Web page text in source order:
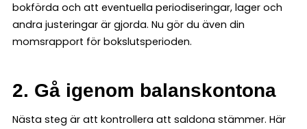
bokförda och att eventuella periodiseringar, lager och
andra justeringar är gjorda. Nu gör du även din
momsrapport för bokslutsperioden.
2. Gå igenom balanskontona
Nästa steg är att kontrollera att saldona stämmer. Här